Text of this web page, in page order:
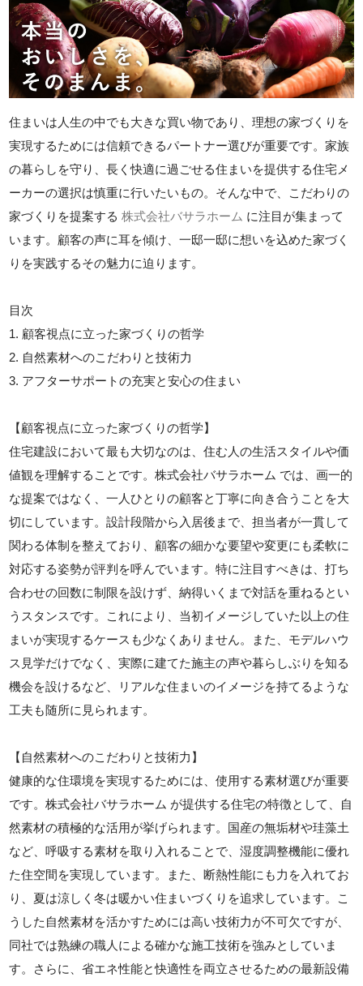
住まいは人生の中でも大きな買い物であり、理想の家づくりを
実現するためには信頼できるパートナー選びが重要です。家族
の暮らしを守り、長く快適に過ごせる住まいを提供する住宅メ
ーカーの選択は慎重に行いたいもの。そんな中で、こだわりの
家づくりを提案する株式会社バサラホーム に注目が集まって
います。顧客の声に耳を傾け、一邸一邸に想いを込めた家づく
りを実践するその魅力に迫ります。
目次
1. 顧客視点に立った家づくりの哲学
2. 自然素材へのこだわりと技術力
3. アフターサポートの充実と安心の住まい
【顧客視点に立った家づくりの哲学】
住宅建設において最も大切なのは、住む人の生活スタイルや価
値観を理解することです。株式会社バサラホーム では、画一的
な提案ではなく、一人ひとりの顧客と丁寧に向き合うことを大
切にしています。設計段階から入居後まで、担当者が一貫して
関わる体制を整えており、顧客の細かな要望や変更にも柔軟に
対応する姿勢が評判を呼んでいます。特に注目すべきは、打ち
合わせの回数に制限を設けず、納得いくまで対話を重ねるとい
うスタンスです。これにより、当初イメージしていた以上の住
まいが実現するケースも少なくありません。また、モデルハウ
ス見学だけでなく、実際に建てた施主の声や暮らしぶりを知る
機会を設けるなど、リアルな住まいのイメージを持てるような
工夫も随所に見られます。
【自然素材へのこだわりと技術力】
健康的な住環境を実現するためには、使用する素材選びが重要
です。株式会社バサラホーム が提供する住宅の特徴として、自
然素材の積極的な活用が挙げられます。国産の無垢材や珪藻土
など、呼吸する素材を取り入れることで、湿度調整機能に優れ
た住空間を実現しています。また、断熱性能にも力を入れてお
り、夏は涼しく冬は暖かい住まいづくりを追求しています。こ
うした自然素材を活かすためには高い技術力が不可欠ですが、
同社では熟練の職人による確かな施工技術を強みとしていま
す。さらに、省エネ性能と快適性を両立させるための最新設備